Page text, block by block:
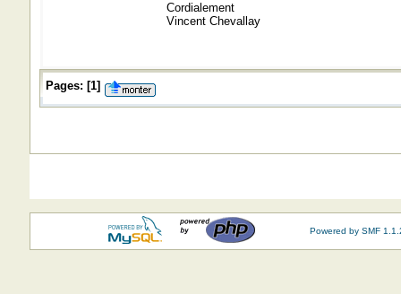
Cordialement
Vincent Chevallay
Pages: [1]
Powered by SMF